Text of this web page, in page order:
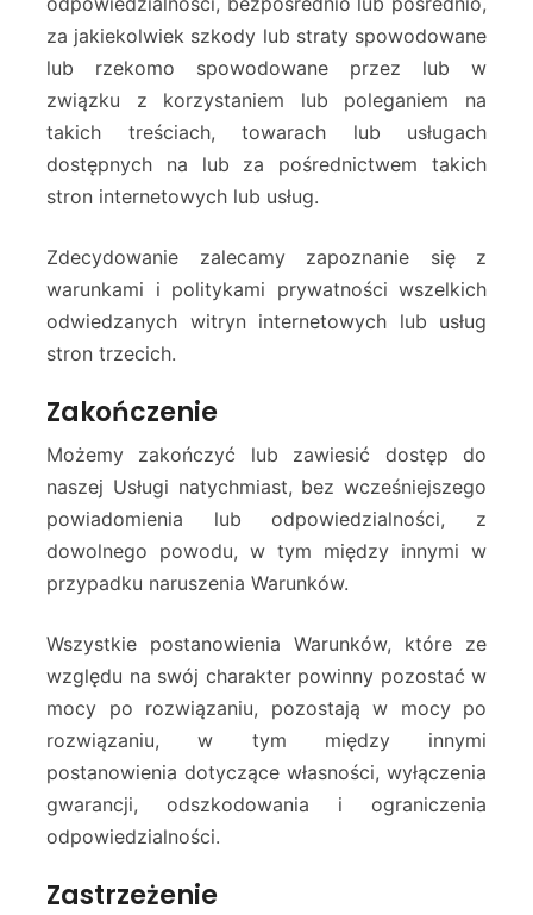
za jakiekolwiek szkody lub straty spowodowane
lub rzekomo spowodowane przez lub w
związku z korzystaniem lub poleganiem na
takich treściach, towarach lub usługach
dostępnych na lub za pośrednictwem takich
stron internetowych lub usług.
Zdecydowanie zalecamy zapoznanie się z
warunkami i politykami prywatności wszelkich
odwiedzanych witryn internetowych lub usług
stron trzecich.
Zakończenie
Możemy zakończyć lub zawiesić dostęp do
naszej Usługi natychmiast, bez wcześniejszego
powiadomienia lub odpowiedzialności, z
dowolnego powodu, w tym między innymi w
przypadku naruszenia Warunków.
Wszystkie postanowienia Warunków, które ze
względu na swój charakter powinny pozostać w
mocy po rozwiązaniu, pozostają w mocy po
rozwiązaniu, w tym między innymi
postanowienia dotyczące własności, wyłączenia
gwarancji, odszkodowania i ograniczenia
odpowiedzialności.
Zastrzeżenie